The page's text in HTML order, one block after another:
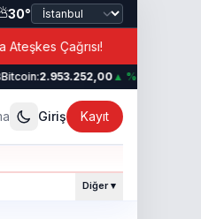
30°
|
2.953.252,00▲ %0.49
Giriş Kayıt
Diğer ▾